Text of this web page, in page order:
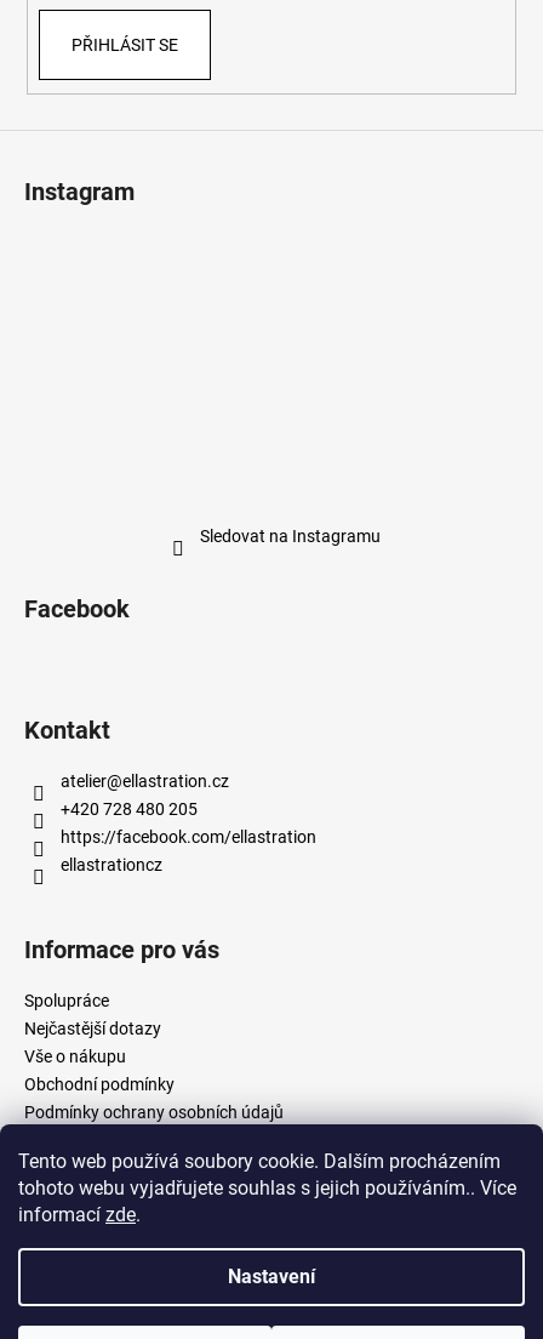
Tento web používá soubory cookie. Dalším procházením
tohoto webu vyjadřujete souhlas s jejich používáním.. Více
informací zde.
Nastavení
ý
p
PŘIHLÁSIT SE
Instagram
Sledovat na Instagramu
Facebook
Kontakt
atelier@ellastration.cz
+420 728 480 205
https://facebook.com/ellastration
ellastrationcz
Informace pro vás
Spolupráce
Nejčastější dotazy
Vše o nákupu
Obchodní podmínky
Podmínky ochrany osobních údajů
facebook.com/ellastration
Copyright 2026Ellastration. Všechna práva vyhrazena.Upravit